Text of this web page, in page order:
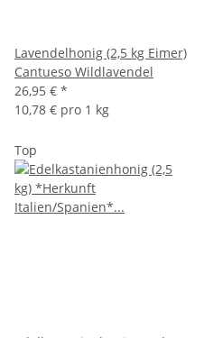
Lavendelhonig (2,5 kg Eimer)
Cantueso Wildlavendel
26,95 € *
10,78 € pro 1 kg
Top